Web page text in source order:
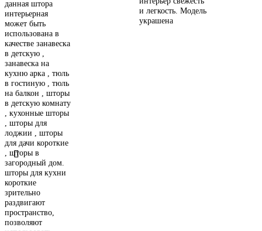
данная штора
интерьерная
может быть
использована в
качестве занавеска
в детскую ,
занавеска на
кухню арка , тюль
в гостиную , тюль
на балкон , шторы
в детскую комнату
, кухонные шторы
, шторы для
лоджии , шторы
для дачи короткие
, шторы в
загородный дом.
шторы для кухни
короткие
зрительно
раздвигают
пространство,
позволяют
и легкость. Модель
украшена